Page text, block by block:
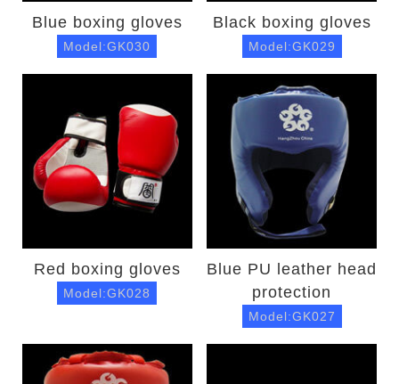
Blue boxing gloves
Model:GK030
Black boxing gloves
Model:GK029
Red boxing gloves
Model:GK028
Blue PU leather head
protection
Model:GK027